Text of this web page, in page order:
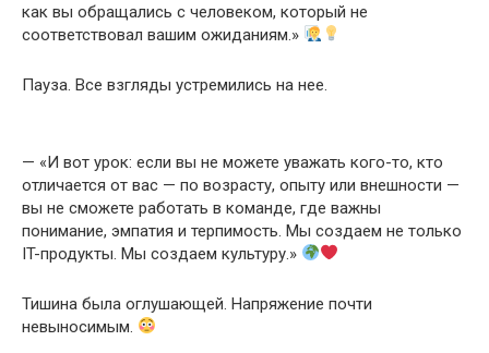
как вы обращались с человеком, который не
соответствовал вашим ожиданиям.»
Пауза. Все взгляды устремились на нее.
— «И вот урок: если вы не можете уважать кого-то, кто
отличается от вас — по возрасту, опыту или внешности —
вы не сможете работать в команде, где важны
понимание, эмпатия и терпимость. Мы создаем не только
IT-продукты. Мы создаем культуру.»
Тишина была оглушающей. Напряжение почти
невыносимым.